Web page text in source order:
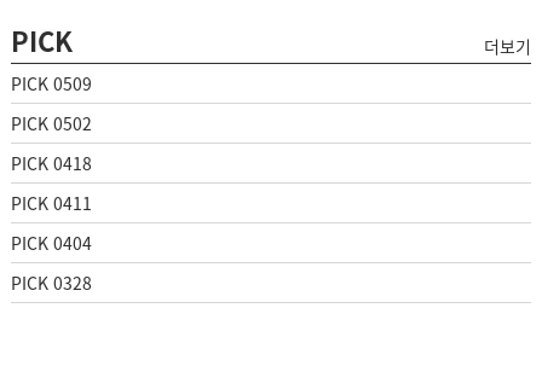
PICK
더보기
PICK 0509
PICK 0502
PICK 0418
PICK 0411
PICK 0404
PICK 0328